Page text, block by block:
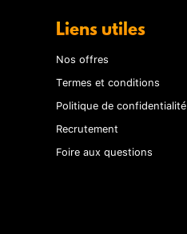
Liens utiles
Nos offres
Termes et conditions
Politique de confidentialité
Recrutement
Foire aux questions